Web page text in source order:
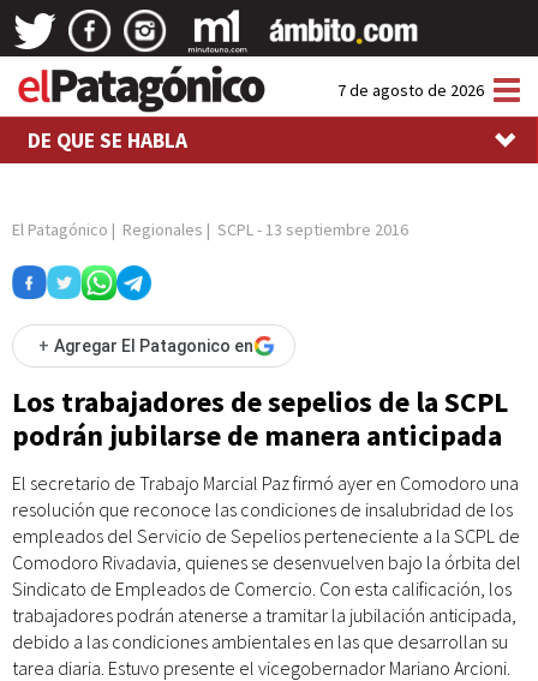
7 de agosto de 2026
DE QUE SE HABLA
El Patagónico | Regionales | SCPL- 13 septiembre 2016
+ Agregar El Patagonico en
Los trabajadores de sepelios de la SCPL
podrán jubilarse de manera anticipada
El secretario de Trabajo Marcial Paz firmó ayer en Comodoro una
resolución que reconoce las condiciones de insalubridad de los
empleados del Servicio de Sepelios perteneciente a la SCPL de
Comodoro Rivadavia, quienes se desenvuelven bajo la órbita del
Sindicato de Empleados de Comercio. Con esta calificación, los
trabajadores podrán atenerse a tramitar la jubilación anticipada,
debido a las condiciones ambientales en las que desarrollan su
tarea diaria. Estuvo presente el vicegobernador Mariano Arcioni.